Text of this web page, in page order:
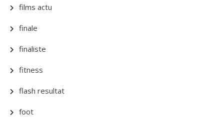
films actu
finale
finaliste
fitness
flash resultat
foot